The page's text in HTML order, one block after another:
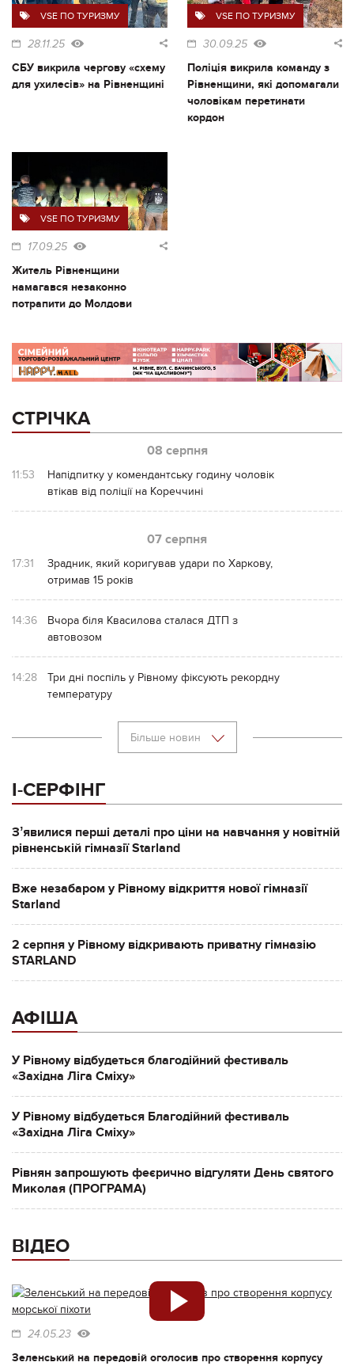
VSE ПО ТУРИЗМУ
28.11.25
СБУ викрила чергову «схему
для ухилесів» на Рівненщині
VSE ПО ТУРИЗМУ
30.09.25
Поліція викрила команду з
Рівненщини, які допомагали
чоловікам перетинати
кордон
VSE ПО ТУРИЗМУ
17.09.25
Житель Рівненщини
намагався незаконно
потрапити до Молдови
СТРІЧКА
08 серпня
11:53
Напідпитку у комендантську годину чоловік
втікав від поліції на Кореччині
07 серпня
17:31
Зрадник, який коригував удари по Харкову,
отримав 15 років
14:36
Вчора біля Квасилова сталася ДТП з
автовозом
14:28
Три дні поспіль у Рівному фіксують рекордну
температуру
Більше новин
І-СЕРФІНГ
Зʼявилися перші деталі про ціни на навчання у новітній
рівненській гімназії Starland
Вже незабаром у Рівному відкриття нової гімназії
Starland
2 серпня у Рівному відкривають приватну гімназію
STARLAND
АФІША
У Рівному відбудеться благодійний фестиваль
«Західна Ліга Сміху»
У Рівному відбудеться Благодійний фестиваль
«Західна Ліга Сміху»
Рівнян запрошують феєрично відгуляти День святого
Миколая (ПРОГРАМА)
ВІДЕО
24.05.23
Зеленський на передовій оголосив про створення корпусу